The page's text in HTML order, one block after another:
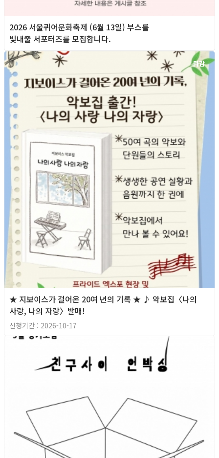
2026 서울퀴어문화축제 (6월 13일) 부스를
빛내줄 서포터즈를 모집합니다.
마감
★ 지보이스가 걸어온 20여 년의 기록 ★ ♪ 악보집〈나의
사랑, 나의 자랑〉발매!
신청기간 : 2026-10-17